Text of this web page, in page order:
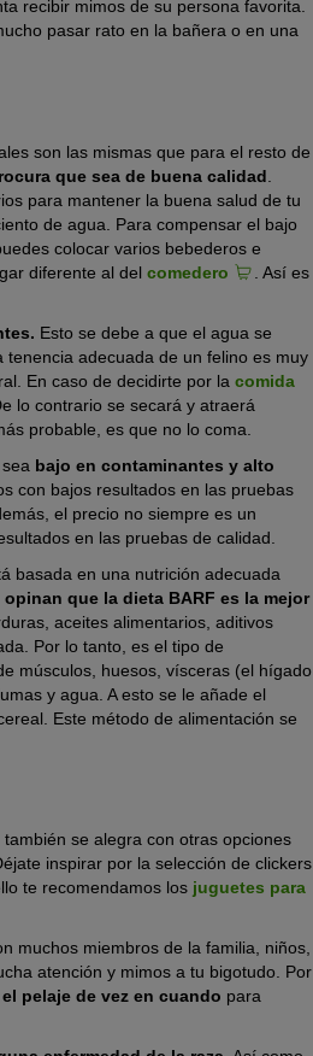
recibir mimos de su persona favorita.
pasar rato en la bañera o en una
son las mismas que para el resto de
que sea de buena calidad
para mantener la buena salud de tu
de agua. Para compensar el bajo
colocar varios bebederos e
diferente al del comedero
. Así es
Esto se debe a que el agua se
adecuada de un felino es muy
En caso de decidirte por la comida
lo contrario se secará y atraerá
probable, es que no lo coma.
bajo en contaminantes y alto
con bajos resultados en las pruebas
el precio no siempre es un
en las pruebas de calidad.
basada en una nutrición adecuada
opinan que la dieta BARF es la mejor
aceites alimentarios, aditivos
Por lo tanto, es el tipo de
músculos, huesos, vísceras (el hígado
y agua. A esto se le añade el
Este método de alimentación se
también se alegra con otras opciones
inspirar por la selección de clickers
te recomendamos los juguetes para
muchos miembros de la familia, niños,
atención y mimos a tu bigotudo. Por
el pelaje de vez en cuando para